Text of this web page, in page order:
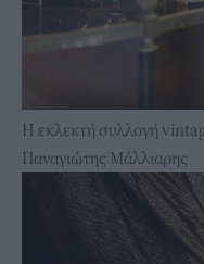
Η εκλεκτή συλλογή
Παναγιώτης Μάλλιαρης